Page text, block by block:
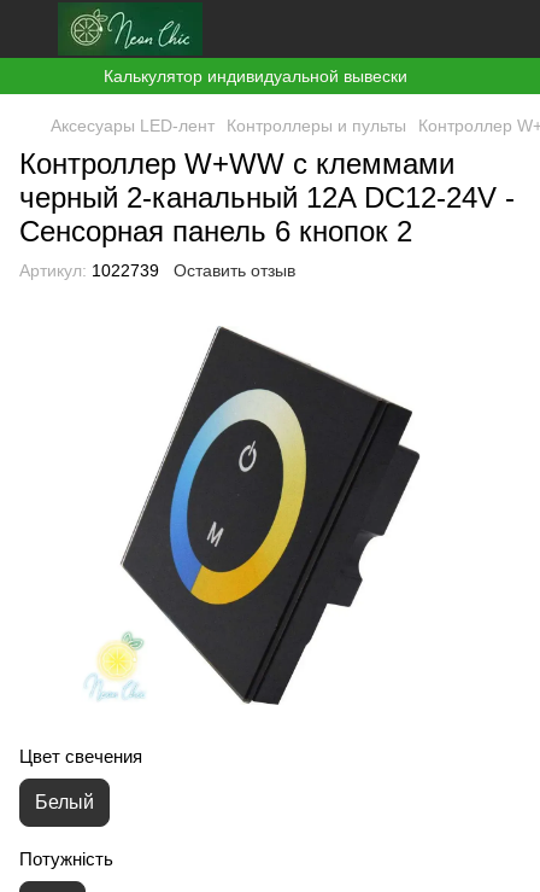
Калькулятор индивидуальной вывески
Аксесуары LED-лент Контроллеры и пульты Контроллер
Контроллер W+WW с клеммами
черный 2-канальный 12A DC12-24V -
Сенсорная панель 6 кнопок 2
Артикул: 1022739 Оставить отзыв
Цвет свечения
Белый
Потужність